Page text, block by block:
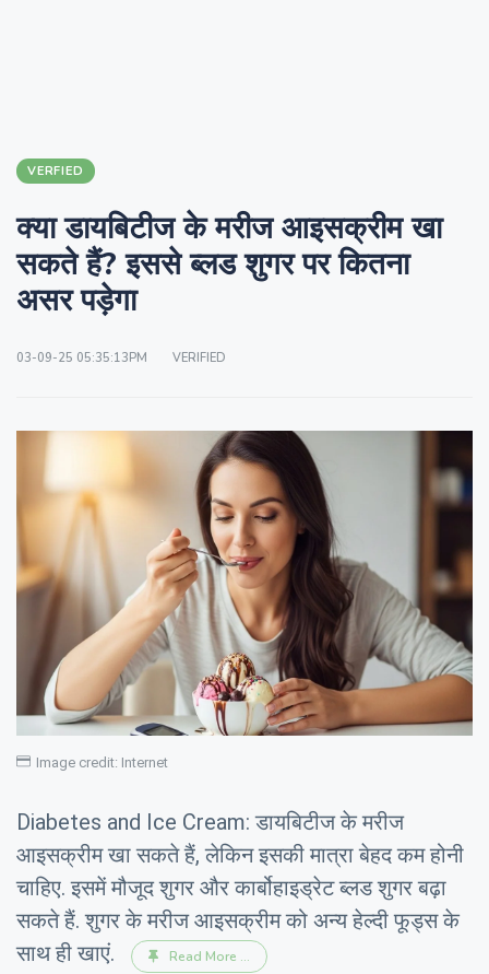
VERFIED
क्या डायबिटीज के मरीज आइसक्रीम खा
सकते हैं? इससे ब्लड शुगर पर कितना
असर पड़ेगा
03-09-25 05:35:13PM VERIFIED
Image credit: Internet
Diabetes and Ice Cream: डायबिटीज के मरीज
आइसक्रीम खा सकते हैं, लेकिन इसकी मात्रा बेहद कम होनी
चाहिए. इसमें मौजूद शुगर और कार्बोहाइड्रेट ब्लड शुगर बढ़ा
सकते हैं. शुगर के मरीज आइसक्रीम को अन्य हेल्दी फूड्स के
साथ ही खाएं.
Read More ...